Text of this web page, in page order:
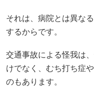
それは、病院とは異な
するからです。
交通事故による怪我は
けでなく、むち打ち症
のもあります。